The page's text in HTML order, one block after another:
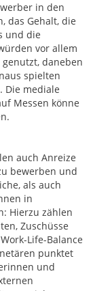
in den
das Gehalt, die
und die
vor allem
daneben
spielten
Die mediale
Messen könne
auch Anreize
bewerben und
als auch
in
Hierzu zählen
Zuschüsse
Life-Balance
punktet
und